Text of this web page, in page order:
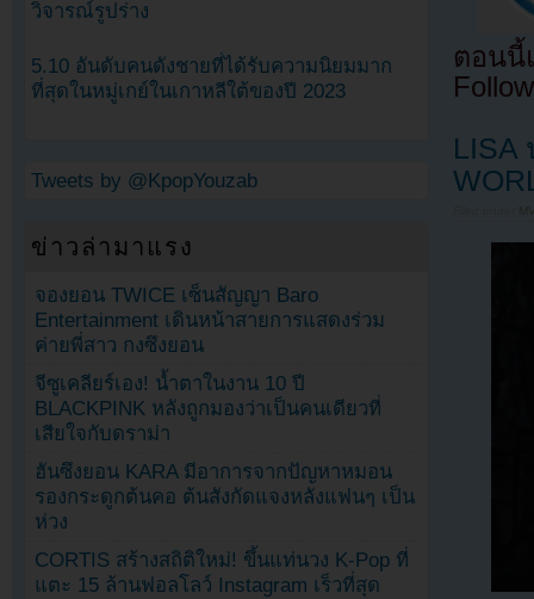
ตอนนี้
LISA
วิจารณ์รูปร่าง
5.10 อันดับคนดังชายที่ได้รับความนิยมมาก
ที่สุดในหมู่เกย์ในเกาหลีใต้ของปี 2023
Tweets by @KpopYouzab
ข่าวล่ามาแรง
จองยอน TWICE เซ็นสัญญา Baro
Entertainment เดินหน้าสายการแสดงร่วม
ค่ายพี่สาว กงซึงยอน
จีซูเคลียร์เอง! น้ำตาในงาน 10 ปี
BLACKPINK หลังถูกมองว่าเป็นคนเดียวที่
เสียใจกับดราม่า
ฮันซึงยอน KARA มีอาการจากปัญหาหมอน
รองกระดูกต้นคอ ต้นสังกัดแจงหลังแฟนๆ เป็น
ห่วง
CORTIS สร้างสถิติใหม่! ขึ้นแท่นวง K-Pop ที่
แตะ 15 ล้านฟอลโลว์ Instagram เร็วที่สุด